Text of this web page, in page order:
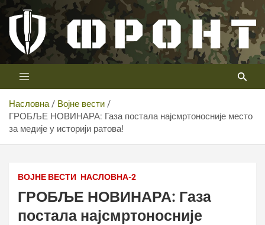
Скип
цонтент
Телевизија ФРОНТ
Први војни канал у Србији
Насловна
Војне вести
ГРОБЉЕ НОВИНАРА: Газа постала најсмртоносније место
за медије у историји ратова!
ВОЈНЕ ВЕСТИ НАСЛОВНА-2
ГРОБЉЕ НОВИНАРА: Газа
постала најсмртоносније